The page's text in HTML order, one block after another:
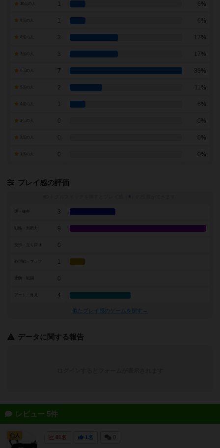
1 6%
1 6%
3 17%
7点の人 3 17%
7 39%
2 11%
1 6%
0 0%
0 0%
0 0%
プレイ感の評価
※
3
戦略・判断力 9
0
1
0
アート・外見 4
似たプレイ感のゲームを探す→
データに関する報告
レビュー 5件
81名 1名
仙人